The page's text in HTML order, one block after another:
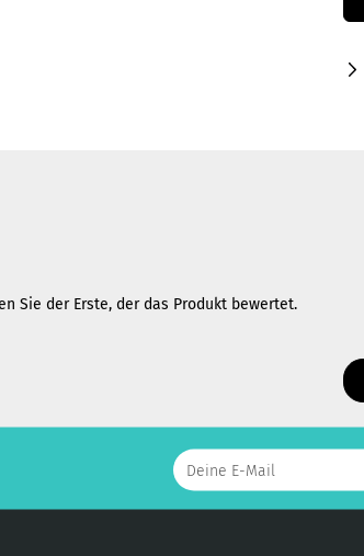
Sie der Erste, der das Produkt bewertet.